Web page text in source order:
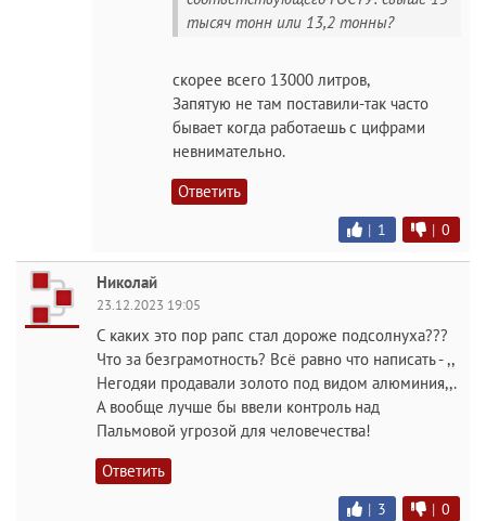
тысяч тонн или 13,2 тонны?
скорее всего 13000 литров,
Запятую не там поставили-так часто
бывает когда работаешь с цифрами
невнимательно.
Ответить
| 1 | 0
Николай
23.12.2023 19:05
С каких это пор рапс стал дороже подсолнуха???
Что за безграмотность? Всё равно что написать - ,,
Негодяи продавали золото под видом алюминия,,.
А вообще лучше бы ввели контроль над
Пальмовой угрозой для человечества!
Ответить
| 3 | 0